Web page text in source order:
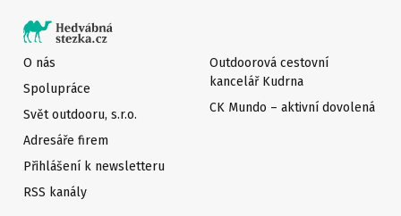
O nás
Spolupráce
Svět outdooru, s.r.o.
Adresáře firem
Přihlášení k newsletteru
Outdoorová cestovní
kancelář Kudrna
CK Mundo – aktivní dovolená
RSS kanály